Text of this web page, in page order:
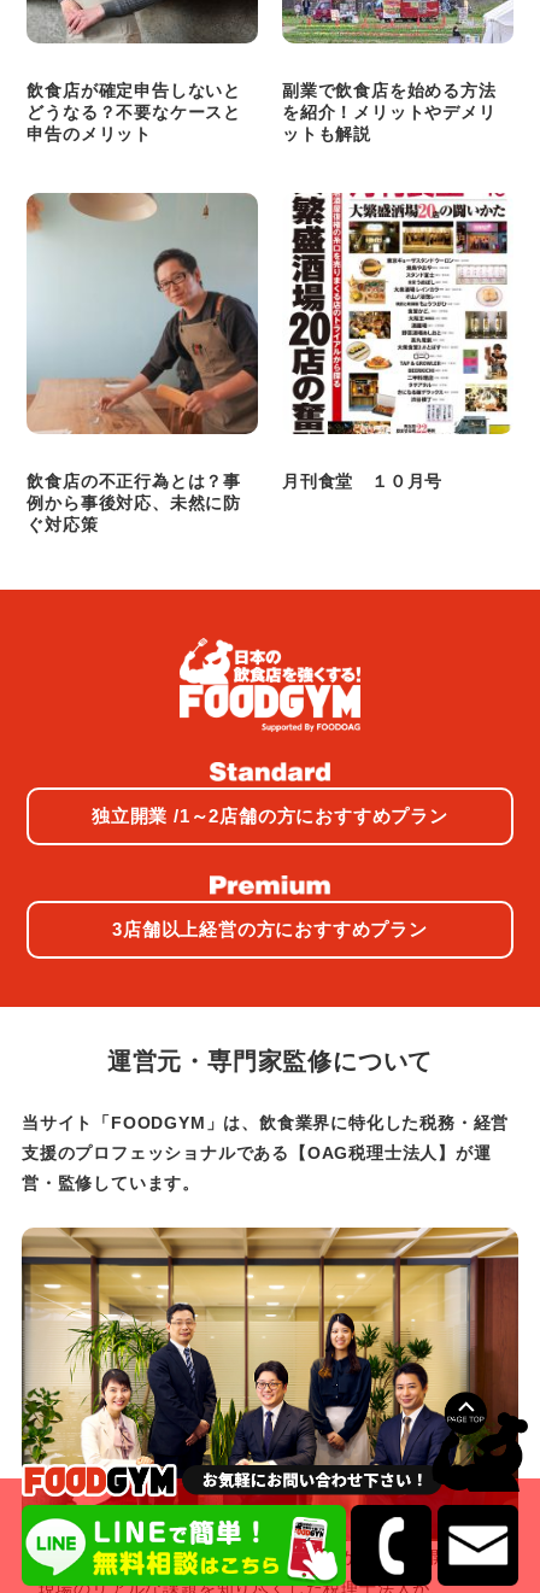
飲食店が確定申告しないと
どうなる？不要なケースと
申告のメリット
副業で飲食店を始める方法
を紹介！メリットやデメリ
ットも解説
飲食店の不正行為とは？事
例から事後対応、未然に防
ぐ対応策
月刊食堂 １０月号
独立開業 /1～2店舗の方におすすめプラン
3店舗以上経営の方におすすめプラン
運営元・専門家監修について
当サイト「FOODGYM」は、飲食業界に特化した税務・経営
支援のプロフェッショナルである
【OAG税理士法人】が運
営・監修しています。
飲食店の開業、資金調達、日々の経理から店舗展開まで。
現場のリアルな課題を知り尽くした税理士法人が、